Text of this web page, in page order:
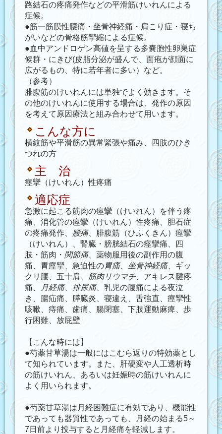
路結石の疼痛発作などの平滑筋けいれんによる
症候。
●筋一筋膜性腰痛・坐骨神経痛・肩こり症・寝ち
がいなどの骨格筋攣縮による症候。
●血中アンドロゲン高値を呈する多嚢胞性卵巣症
候群・にきび(皮脂分泌が盛んで、面疱が顔面に
広がるもの、特に若年者に多い）など。
（参考）
腓腹筋のけいれんには単独でよく効きます。そ
の他のけいれんに使用する場合は、発作の原因
を考えて原因療法と組み合わせて用います。
こんな方に
横紋筋や平滑筋の異常緊張や痛み、四肢のひき
つれの方
主 治
痙攣（けいれん）性疼痛
適応症
急激に起こる筋肉の痙攣（けいれん）を伴う疼
痛、消化管の痙攣（けいれん）性疼痛、胆石症
の疼痛発作、
腰痛、腓腹筋（ひふくきん）痙攣
（けいれん）、腎臓・膀胱結石の痙攣痛、四
肢・筋肉・ 関節痛、薬物服用後の副作用の腹
痛、胃痙攣、急迫性の胃痛、 坐骨神経痛、ギッ
クリ腰、五十肩、
筋肉リウマチ、アキレス腱疼
痛、
月経痛、 排尿痛、乳児の腹痛による夜泣
き、腸疝痛、膵臓炎、寝違え、舌強直、痙攣性
咳嗽、痔痛、歯痛、腸閉塞、下肢運動麻痺、歩
行困難、放屁壁
【こんな時には】
●芍薬甘草湯は一般にはこむら返りの特効薬とし
て知られています。また、肝硬変や人工透析時
の筋けいれん、あるいは妊娠時の筋けいれんに
よく用いられます。
●芍薬甘草湯は月経困難症に有効であり、機能性
であっても器質性であっても、月経の始まる5～
7日前より投与すると月経痛を軽減します。